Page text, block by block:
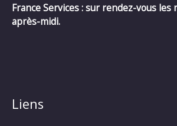
France Services : sur rendez-vous les
après-midi.
Liens